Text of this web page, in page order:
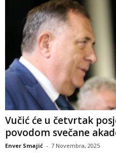
Vučić će u četvrtak
povodom svečane
Enver Smajić - 7 Novembra, 2025